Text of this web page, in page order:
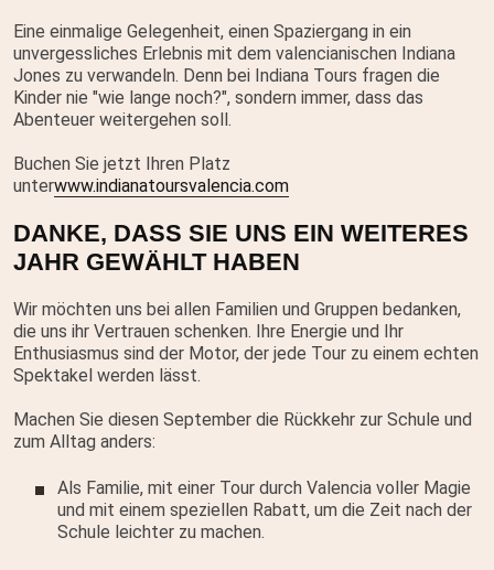
Eine einmalige Gelegenheit, einen Spaziergang in ein
unvergessliches Erlebnis mit dem valencianischen Indiana
Jones zu verwandeln. Denn bei Indiana Tours fragen die
Kinder nie "wie lange noch?", sondern immer, dass das
Abenteuer weitergehen soll.
Buchen Sie jetzt Ihren Platz
unterwww.indianatoursvalencia.com
DANKE, DASS SIE UNS EIN WEITERES
JAHR GEWÄHLT HABEN
Wir möchten uns bei allen Familien und Gruppen bedanken,
die uns ihr Vertrauen schenken. Ihre Energie und Ihr
Enthusiasmus sind der Motor, der jede Tour zu einem echten
Spektakel werden lässt.
Machen Sie diesen September die Rückkehr zur Schule und
zum Alltag anders:
Als Familie, mit einer Tour durch Valencia voller Magie
und mit einem speziellen Rabatt, um die Zeit nach der
Schule leichter zu machen.